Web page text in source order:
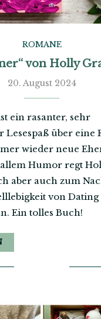
ROMANE
von Holly
20. August 2024
ein rasanter, sehr
Lesespaß über eine
wieder neue
allem Humor regt
aber auch zum
von
Ein tolles Buch!